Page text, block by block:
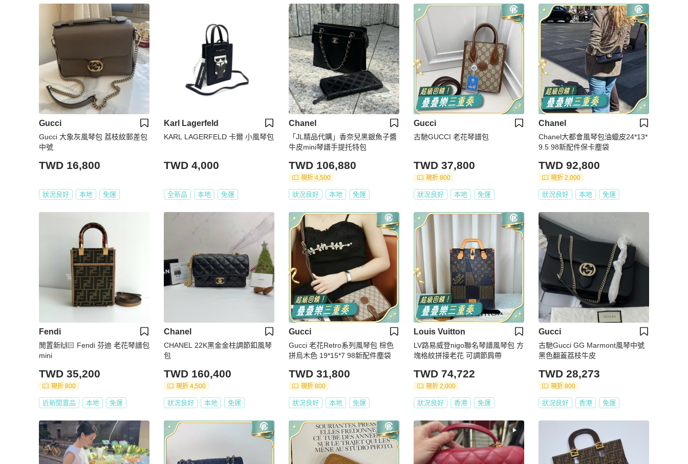
Gucci
Gucci 大象灰風琴包 荔枝紋郵差包
中號
TWD 16,800
狀況良好 本地 免運
Karl Lagerfeld
KARL LAGERFELD 卡爾 小風琴包
TWD 4,000
全新品 本地 免運
Chanel
「JL精品代購」香奈兒黑銀魚子醬
牛皮mini琴譜手提托特包
TWD 106,880
現折 4,500
狀況良好 本地 免運
Gucci
古馳GUCCI 老花琴譜包
TWD 37,800
現折 800
狀況良好 本地 免運
Chanel
Chanel大都會風琴包油蠟皮24*13*
9.5 98新配件保卡塵袋
TWD 92,800
現折 2,000
狀況良好 本地 免運
Fendi
閒置新🙌🏻 Fendi 芬迪 老花琴譜包
mini
TWD 35,200
現折 800
近新閒置品 本地 免運
Chanel
CHANEL 22K黑金金柱調節釦風琴
包
TWD 160,400
現折 4,500
狀況良好 本地 免運
Gucci
Gucci 老花Retro系列風琴包 棕色
拼烏木色 19*15*7 98新配件塵袋
TWD 31,800
現折 800
狀況良好 本地 免運
Louis Vuitton
LV路易威登nigo聯名琴譜風琴包 方
塊格紋拼接老花 可調節肩帶
TWD 74,722
現折 2,000
狀況良好 香港 免運
Gucci
古馳Gucci GG Marmont風琴中號
黑色翻蓋荔枝牛皮
TWD 28,273
現折 800
狀況良好 香港 免運